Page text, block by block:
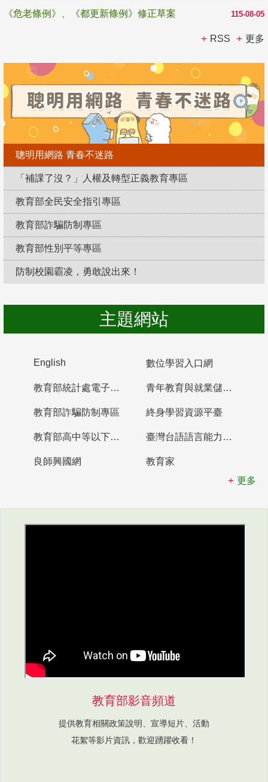
115-08-05
《危老條例》、《都更新條例》修正草案
RSS 更多
聰明用網路 青春不迷路
「補課了沒？」人權及轉型正義教育專區
教育部全民安全指引專區
教育部詐騙防制專區
教育部性別平等專區
防制校園霸凌，勇敢說出來！
主題網站
English 數位學習入口網
教育部統計處電子書櫃 青年教育與就業儲蓄帳戶
教育部詐騙防制專區 終身學習資源平臺
教育部高中等以下學校及幼兒園教師資格檢定考試 臺灣台語語言能力認證網站
良師興國網
教育家
更多
教育部影音頻道
提供教育相關政策說明、宣導短片、活動
花絮等影片資訊，歡迎踴躍收看！